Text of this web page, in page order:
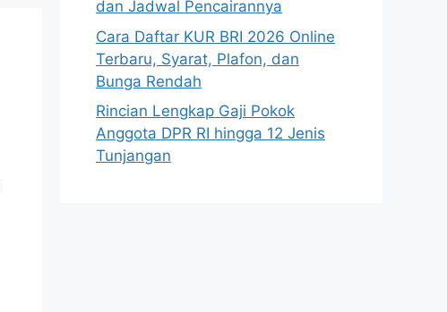
dan Jadwal Pencairannya
Cara Daftar KUR BRI 2026 Online
Terbaru, Syarat, Plafon, dan
Bunga Rendah
Rincian Lengkap Gaji Pokok
Anggota DPR RI hingga 12 Jenis
Tunjangan